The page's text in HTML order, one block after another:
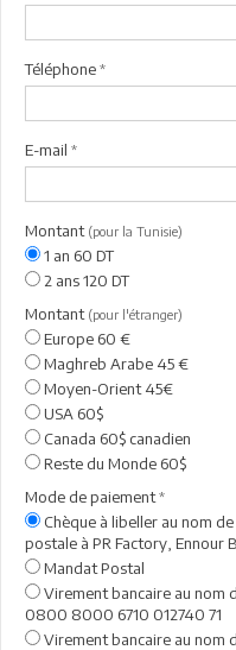
Téléphone *
E-mail *
Montant (pour la Tunisie)
1 an 60 DT
2 ans 120 DT
Montant (pour l'étranger)
Europe 60 €
Maghreb Arabe 45 €
Moyen-Orient 45€
USA 60$
Canada 60$ canadien
Reste du Monde 60$
Mode de paiement*
Chèque à libeller au nom
postale à PR Factory, Ennour
Mandat Postal
Virement bancaire au nom
0800 8000 6710 012740 71
Virement bancaire au nom